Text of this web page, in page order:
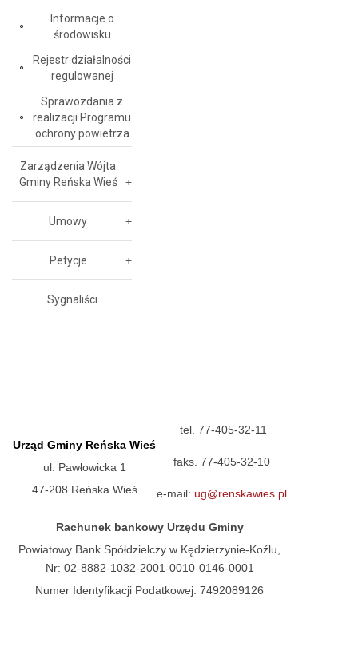
Informacje o
środowisku
Rejestr działalności
regulowanej
Sprawozdania z
realizacji Programu
ochrony powietrza
Zarządzenia Wójta
Gminy Reńska Wieś
Umowy
Petycje
Sygnaliści
Urząd Gminy Reńska Wieś
ul. Pawłowicka 1
47-208 Reńska Wieś
tel. 77-405-32-11
faks. 77-405-32-10
e-mail: ug@renskawies.pl
Rachunek bankowy Urzędu Gminy
Powiatowy Bank Spółdzielczy w Kędzierzynie-Koźlu,
Nr: 02-8882-1032-2001-0010-0146-0001
Numer Identyfikacji Podatkowej: 7492089126